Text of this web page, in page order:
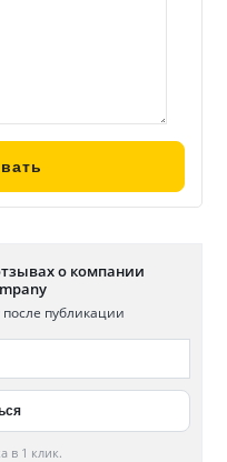
о компании
после публикации
в 1 клик.